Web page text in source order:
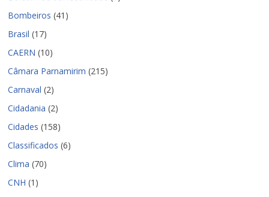
Bombeiros (41)
Brasil (17)
CAERN (10)
Câmara Parnamirim (215)
Carnaval (2)
Cidadania (2)
Cidades (158)
Classificados (6)
Clima (70)
CNH (1)